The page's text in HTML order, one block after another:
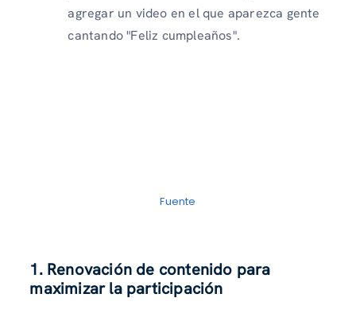
agregar un video en el que aparezca gente
cantando "Feliz cumpleaños".
Fuente
1. Renovación de contenido para
maximizar la participación